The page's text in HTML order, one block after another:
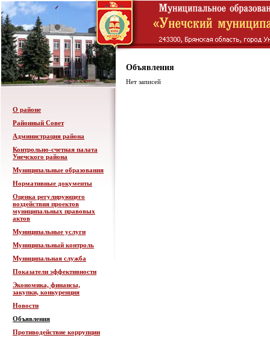
О районе
Районный Совет
Администрация района
Контрольно-счетная палата
Унечского района
Муниципальные образования
Нормативные документы
Оценка регулирующего
воздействия проектов
муниципальных правовых
актов
Муниципальные услуги
Муниципальный контроль
Муниципальная служба
Показатели эффективности
Экономика, финансы,
закупки, конкуренция
Новости
Объявления
Противодействие коррупции
Объявления
Нет записей